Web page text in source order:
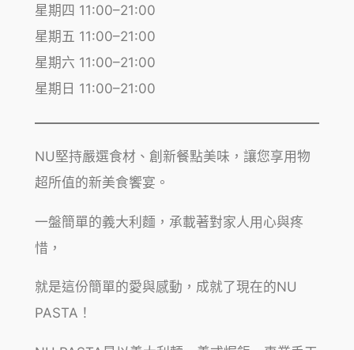
星期四 11:00–21:00
星期五 11:00–21:00
星期六 11:00–21:00
星期日 11:00–21:00
NU堅持嚴選食材、創新餐點美味，讓您享用物
超所值的新美食饗宴。
一盤簡單的義大利麵，承載著對家人用心與疼
惜，
就是這份簡單的愛與感動，成就了現在的NU
PASTA！